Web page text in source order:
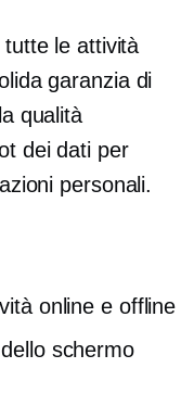
le attività
garanzia di
qualità
dei dati per
personali.
online e offline
schermo